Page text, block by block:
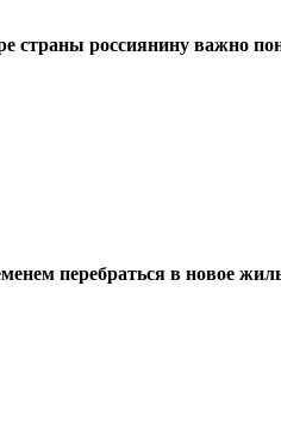
страны россиянину важно
перебраться в новое